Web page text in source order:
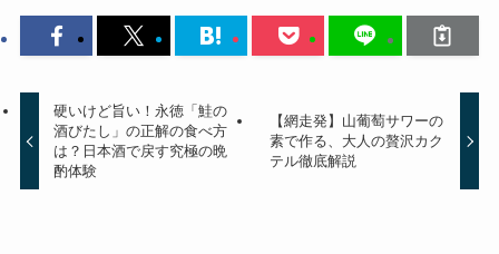
硬いけど旨い！永徳「鮭の
酒びたし」の正解の食べ方
は？日本酒で戻す究極の晩
酌体験
【網走発】山葡萄サワーの
素で作る、大人の贅沢カク
テル徹底解説